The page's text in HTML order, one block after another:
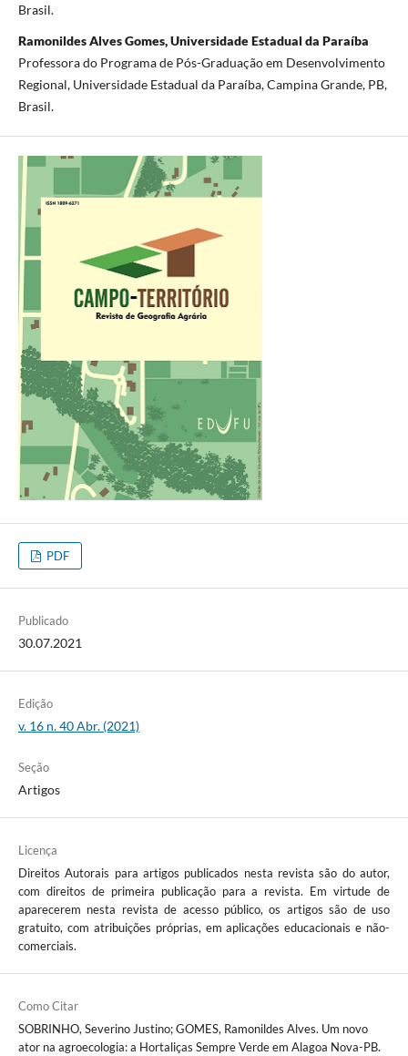
Brasil.
Ramonildes Alves Gomes, Universidade Estadual da Paraíba
Professora do Programa de Pós-Graduação em Desenvolvimento
Regional, Universidade Estadual da Paraíba, Campina Grande, PB,
Brasil.
PDF
Publicado
30.07.2021
Edição
v. 16 n. 40 Abr. (2021)
Seção
Artigos
Licença
Direitos Autorais para artigos publicados nesta revista são do autor,
com direitos de primeira publicação para a revista. Em virtude de
aparecerem nesta revista de acesso público, os artigos são de uso
gratuito, com atribuições próprias, em aplicações educacionais e não-
comerciais.
Como Citar
SOBRINHO, Severino Justino; GOMES, Ramonildes Alves. Um novo
ator na agroecologia: a Hortaliças Sempre Verde em Alagoa Nova-PB.